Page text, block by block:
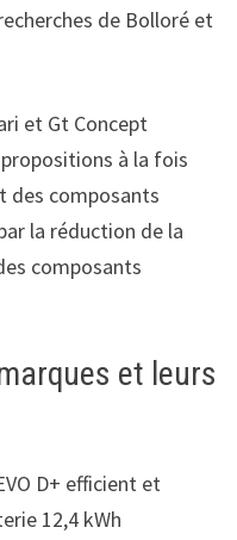
de Bolloré et
et Gt Concept
à la fois
des composants
la réduction de la
composants
et leurs
D+ efficient et
12,4 kWh